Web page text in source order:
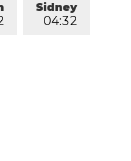
Sidney
04:32